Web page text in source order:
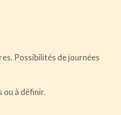
Possibilités de journées
ou à définir.